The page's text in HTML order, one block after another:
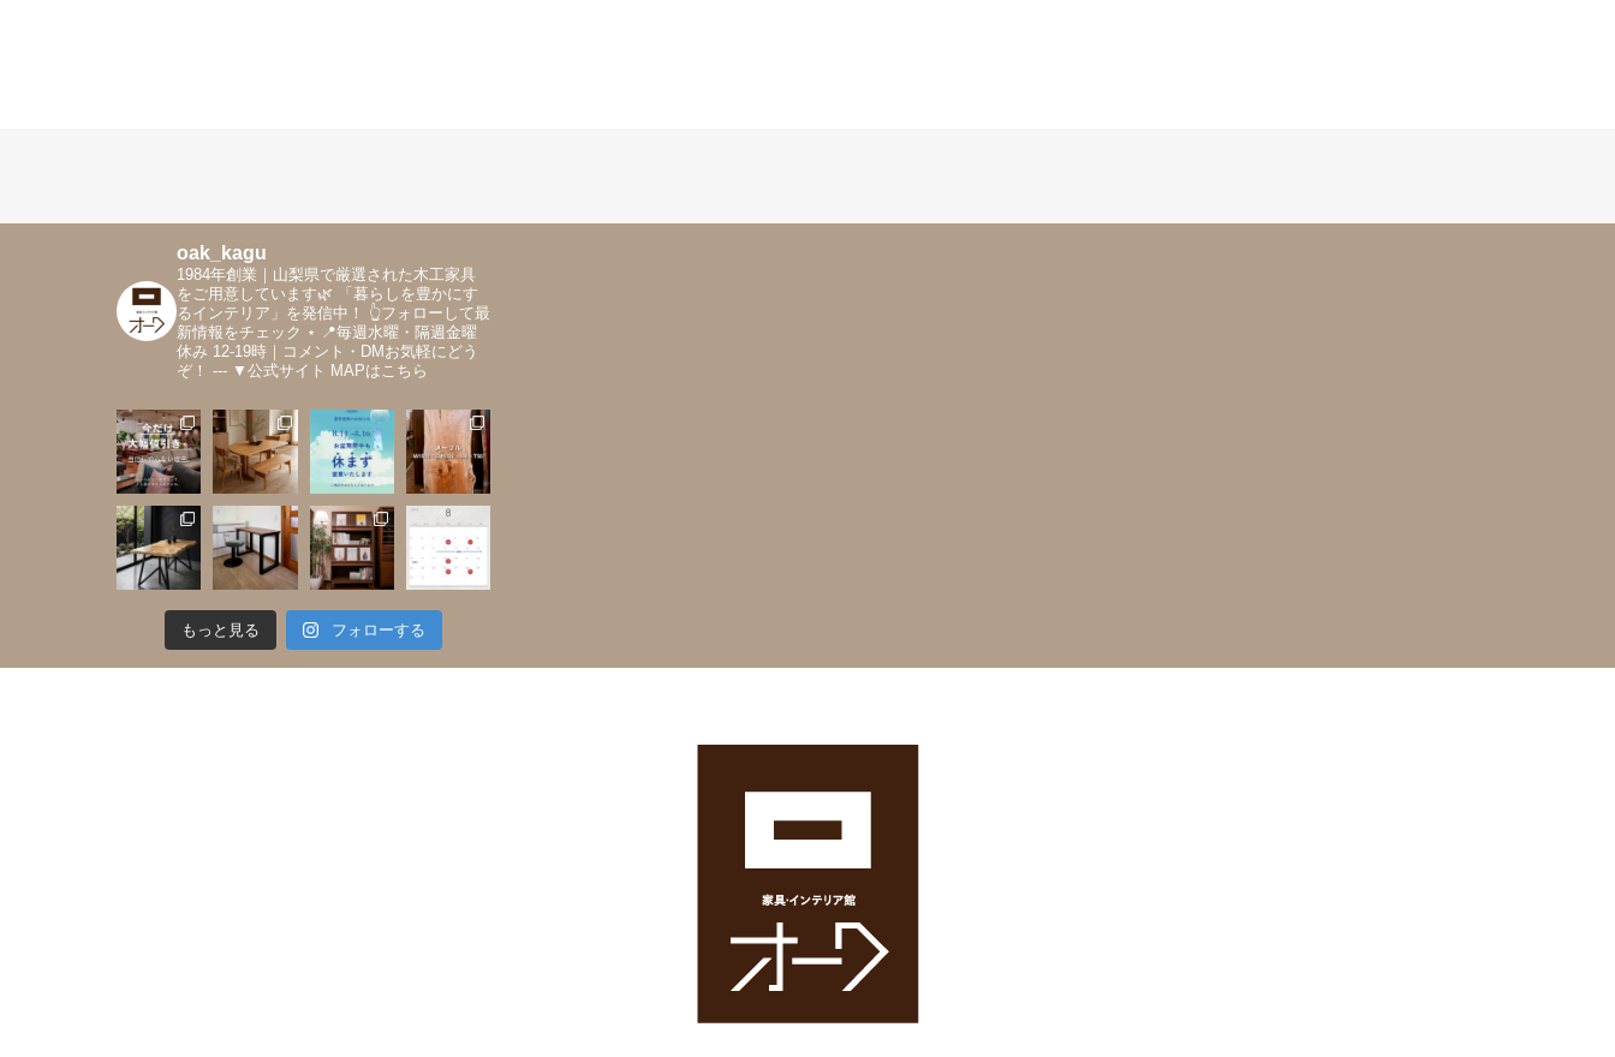
oak_kagu
1984年創業｜山梨県で厳選された木工家具
をご用意しています🌿 「暮らしを豊かにす
るインテリア」を発信中！
👆フォローして最
新情報をチェック ⋆ 📍毎週水曜・隔週金曜
休み 12-19時｜コメント・DMお気軽にどう
ぞ！
--- ▼公式サイト MAPはこちら
もっと見る フォローする